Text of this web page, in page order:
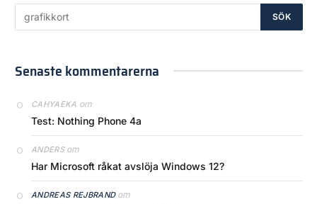
Senaste kommentarerna
CAHYAEKA om
Test: Nothing Phone 4a
ANDERSom
Har Microsoft råkat avslöja Windows 12?
ANDREAS REJBRANDom